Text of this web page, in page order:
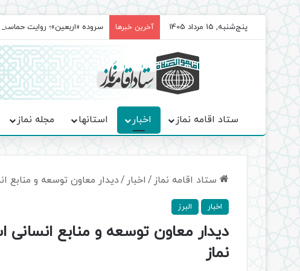
پنج‌شنبه, 15 مرداد 1405 آخرین خبرها سروده‌ «اربعین»؛ روایت
ستاد اقامه نماز اخبار استانها مجله نماز
ستاد اقامه نماز / اخبار /دیدار معاون توسعه و منابع
اخبار البرز
دیدار معاون توسعه و منابع انسانی
نماز